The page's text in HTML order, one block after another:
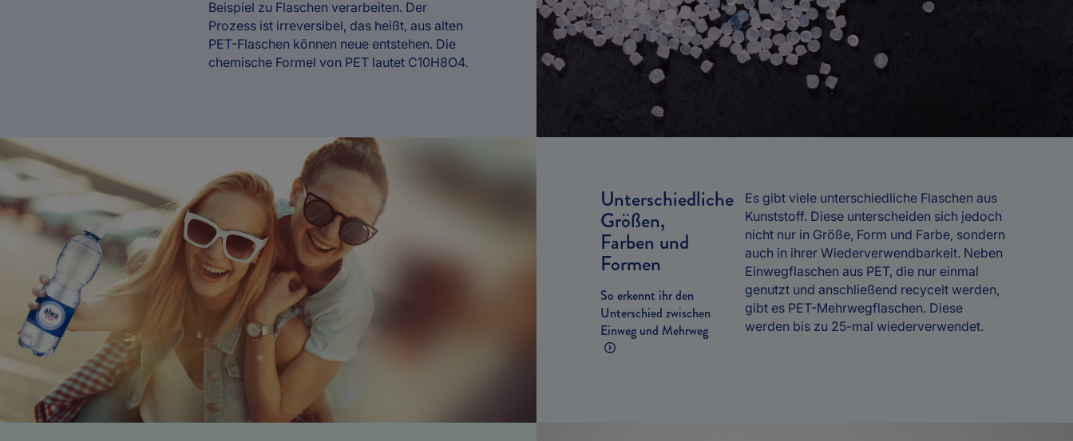
Beispiel zu Flaschen verarbeiten. Der
Prozess ist irreversibel, das heißt, aus alten
PET-Flaschen können neue entstehen. Die
chemische Formel von PET lautet C10H8O4.
Unterschiedliche
Größen,
Farben und
Formen
So erkennt ihr den
Unterschied zwischen
Einweg und Mehrweg
Es gibt viele unterschiedliche Flaschen aus
Kunststoff. Diese unterscheiden sich jedoch
nicht nur in Größe, Form und Farbe, sondern
auch in ihrer Wiederverwendbarkeit. Neben
Einwegflaschen aus PET, die nur einmal
genutzt und anschließend recycelt werden,
gibt es PET-Mehrwegflaschen. Diese
werden bis zu 25-mal wiederverwendet.